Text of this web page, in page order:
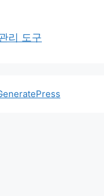
리 도구